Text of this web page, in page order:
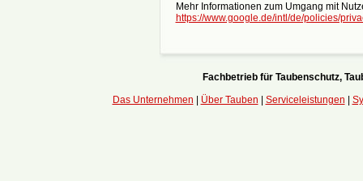
Mehr Informationen zum Umgang mit
https://www.google.de/intl/de/policies/
Fachbetrieb für Taubenschutz,
Das Unternehmen
Über Tauben Serviceleistungen